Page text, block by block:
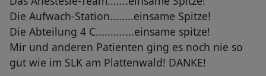
Die Aufwach-Station........einsame Spitze!
Die Abteilung 4 C.............einsame spitze!
Mir und anderen Patienten ging es noch nie so
gut wie im SLK am Plattenwald! DANKE!